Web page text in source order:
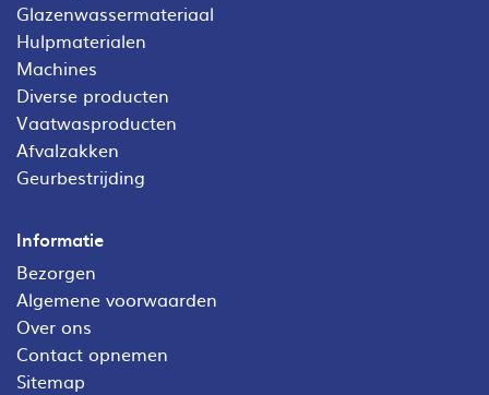
Glazenwassermateriaal
Hulpmaterialen
Machines
Diverse producten
Vaatwasproducten
Afvalzakken
Geurbestrijding
Informatie
Bezorgen
Algemene voorwaarden
Over ons
Contact opnemen
Sitemap